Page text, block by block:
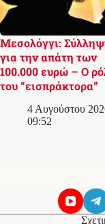
Μεσολόγγι:
για την απάτη των
100.000 ευρώ – Ο
του “εισπράκτορα”
4 Αυγούστου
09:52